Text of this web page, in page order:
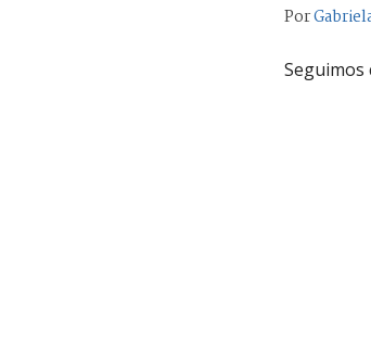
Por
Seguimos